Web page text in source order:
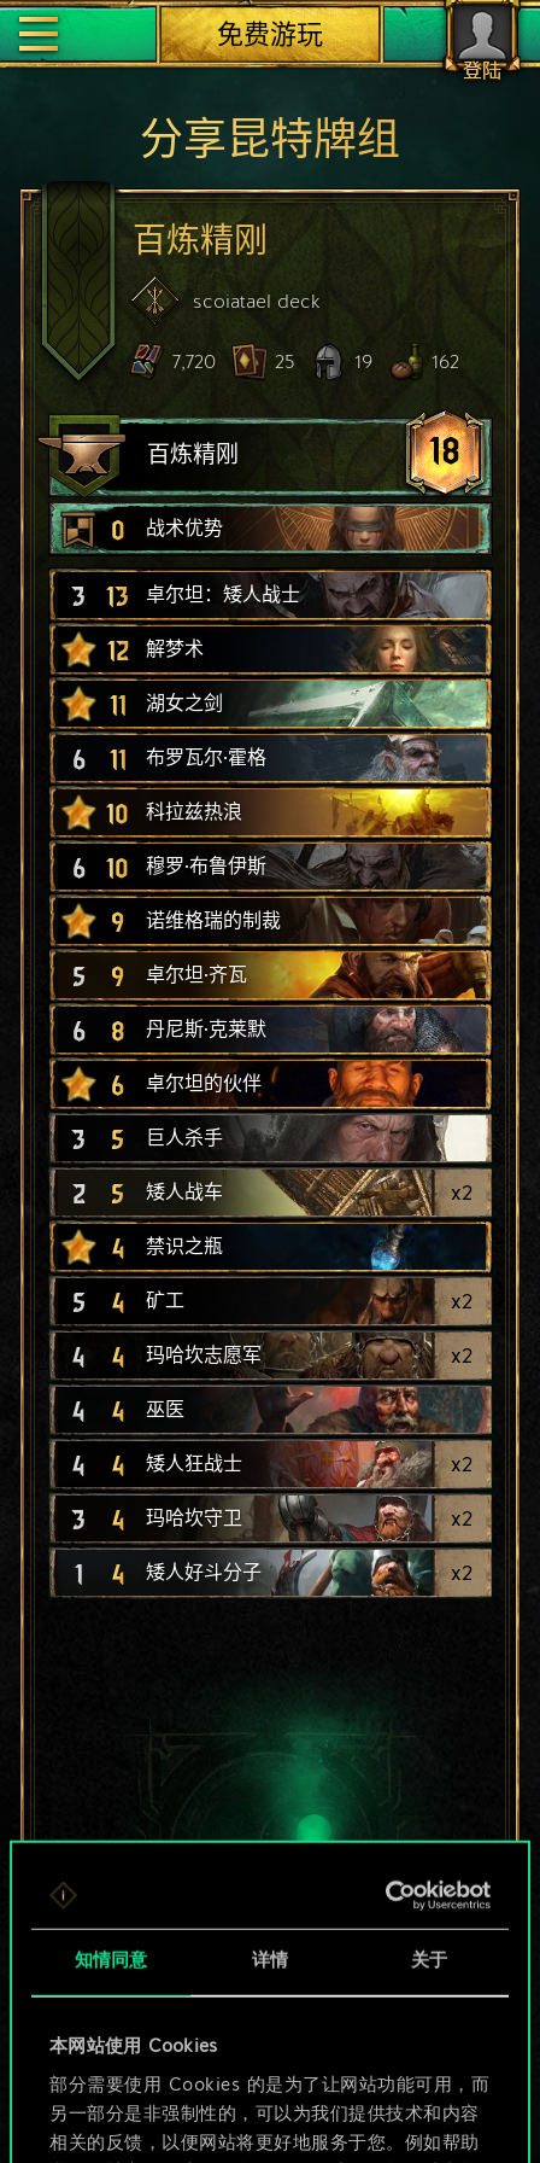
知情同意 详情 关于
本网站使用 Cookies
部分需要使用 Cookies 的是为了让网站功能可用，而
另一部分是非强制性的，可以为我们提供技术和内容
相关的反馈，以便网站将更好地服务于您。例如帮助
登陆
免费游玩
分享昆特牌组
百炼精刚
scoiatael deck
7,720 25 19 162
百炼精刚 18
0 战术优势
3 13 卓尔坦：矮人战士
12 解梦术
11 湖女之剑
6 11 布罗瓦尔·霍格
10 科拉兹热浪
6 10 穆罗·布鲁伊斯
9 诺维格瑞的制裁
5 9 卓尔坦·齐瓦
6 8 丹尼斯·克莱默
6 卓尔坦的伙伴
3 5 巨人杀手
2 5 矮人战车 x2
4 禁识之瓶
5 4 矿工 x2
4 4 玛哈坎志愿军 x2
4 4 巫医
4 4 矮人狂战士 x2
3 4 玛哈坎守卫 x2
1 4 矮人好斗分子 x2
目前只是分享了一套
牌，但能做的不止这
些！